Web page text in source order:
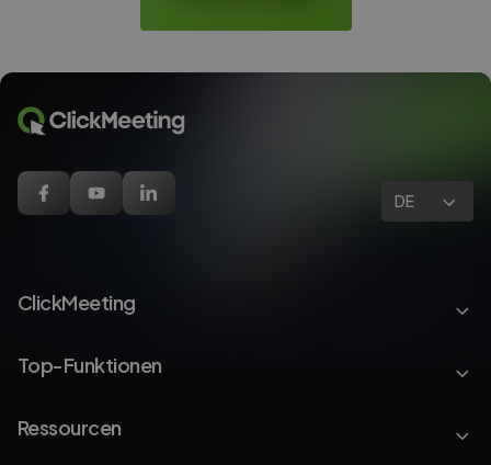
DE
ClickMeeting
Top-Funktionen
Ressourcen